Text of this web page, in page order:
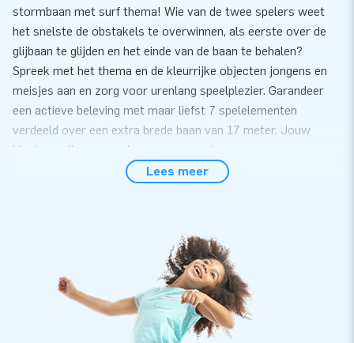
stormbaan met surf thema! Wie van de twee spelers weet
het snelste de obstakels te overwinnen, als eerste over de
glijbaan te glijden en het einde van de baan te behalen?
Spreek met het thema en de kleurrijke objecten jongens en
meisjes aan en zorg voor urenlang speelplezier. Garandeer
een actieve beleving met maar liefst 7 spelelementen
verdeeld over een extra brede baan van 17 meter. Jouw
klanten zullen er nog lang over napraten.
Gemak en Service
minuten op. Bijvoorbeeld tijdens een zeskamp, evenement of
sportdag. Dit 17 meter lange opblaasbare kussen met surf
thema wordt in 2 compacte delen geleverd en is daardoor
eenvoudig te transporteren. Het kussen wordt geleverd
inclusief 2 blowers, verankeringsmateriaal, een transportzak
en een duidelijke handleiding. Alles compleet voor een mooie
Lees meer